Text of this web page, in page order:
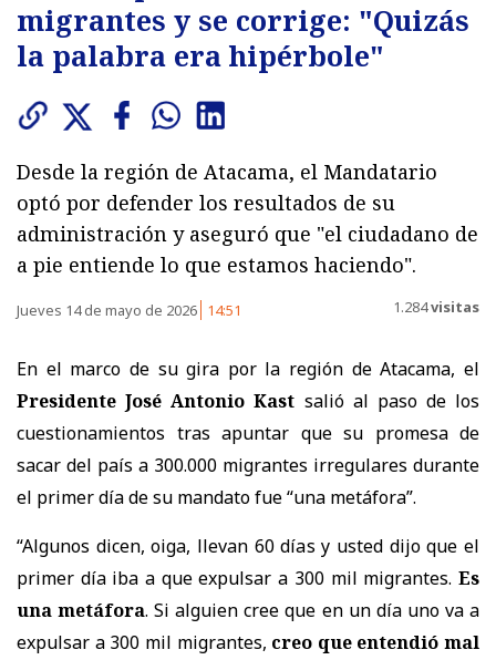
migrantes y se corrige: "Quizás
la palabra era hipérbole"
Desde la región de Atacama, el Mandatario
optó por defender los resultados de su
administración y aseguró que "el ciudadano de
a pie entiende lo que estamos haciendo".
Jueves 14 de mayo de 2026 14:51 1.284visitas
En el marco de su gira por la región de Atacama, el
Presidente José Antonio Kast salió al paso de los
cuestionamientos tras apuntar que su promesa de
sacar del país a 300.000 migrantes irregulares durante
el primer día de su mandato fue “una metáfora”.
“Algunos dicen, oiga, llevan 60 días y usted dijo que el
primer día iba a que expulsar a 300 mil migrantes. Es
una metáfora. Si alguien cree que en un día uno va a
expulsar a 300 mil migrantes, creo que entendió mal